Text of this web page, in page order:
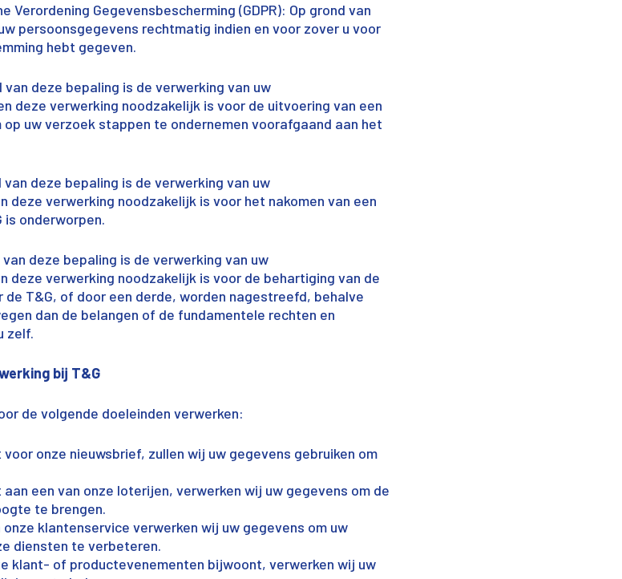
Verordening Gegevensbescherming (GDPR): Op grond van
persoonsgegevens rechtmatig indien en voor zover u voor
hebt gegeven.
van deze bepaling is de verwerking van uw
deze verwerking noodzakelijk is voor de uitvoering van een
uw verzoek stappen te ondernemen voorafgaand aan het
van deze bepaling is de verwerking van uw
deze verwerking noodzakelijk is voor het nakomen van een
onderworpen.
van deze bepaling is de verwerking van uw
deze verwerking noodzakelijk is voor de behartiging van de
T&G, of door een derde, worden nagestreefd, behalve
dan de belangen of de fundamentele rechten en
zelf.
bij T&G
de volgende doeleinden verwerken:
onze nieuwsbrief, zullen wij uw gegevens gebruiken om
een van onze loterijen, verwerken wij uw gegevens om de
te brengen.
klantenservice verwerken wij uw gegevens om uw
diensten te verbeteren.
klant- of productevenementen bijwoont, verwerken wij uw